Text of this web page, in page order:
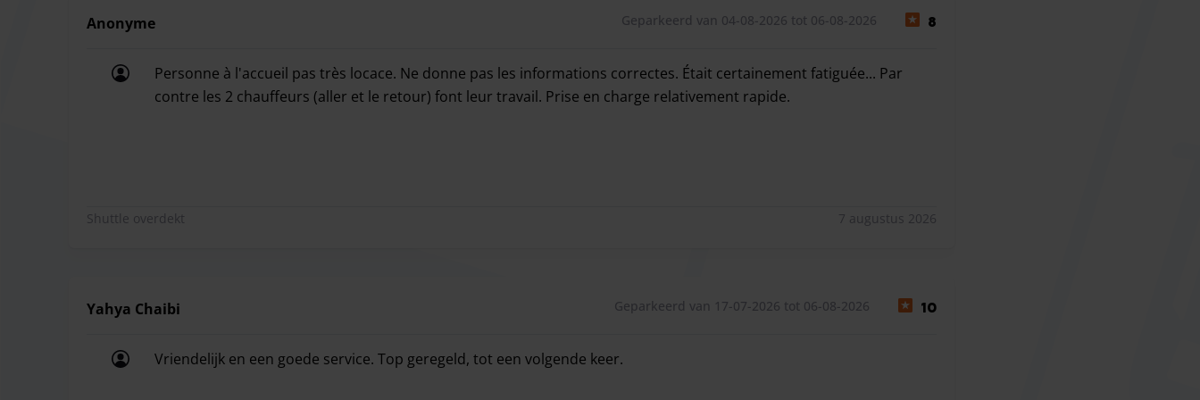
Anonyme Geparkeerd van 04-08-2026 tot 06-08-2026 8
Personne à l'accueil pas très locace. Ne donne pas les informations correctes. Était certainement fatiguée... Par
contre les 2 chauffeurs (aller et le retour) font leur travail. Prise en charge relativement rapide.
Shuttle overdekt 7 augustus 2026
Yahya Chaibi Geparkeerd van 17-07-2026 tot 06-08-2026 10
Vriendelijk en een goede service. Top geregeld, tot een volgende keer.